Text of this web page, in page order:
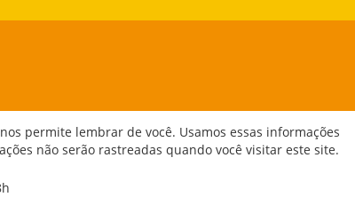
permite lembrar de você. Usamos essas informações
não serão rastreadas quando você visitar este site.